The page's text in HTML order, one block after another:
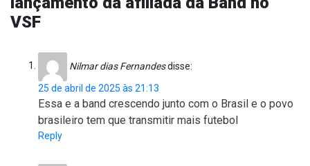
VSF
Nilmar dias Fernandesdisse:
25 de abril de 2025 às 21:13
Essa e a band crescendo junto com o Brasil e o povo
brasileiro tem que transmitir mais futebol
Reply